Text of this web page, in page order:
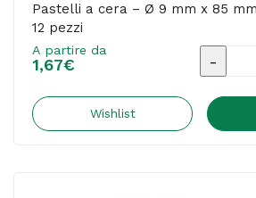
Pastelli a cera – Ø 9 mm x 85
12 pezzi
A partire da
1,67€
Pastelli
cera
Wishlist